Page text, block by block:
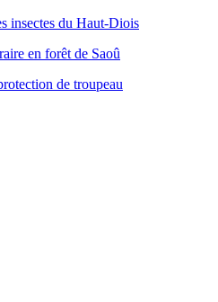
insectes du Haut-Diois
en forêt de Saoû
de troupeau